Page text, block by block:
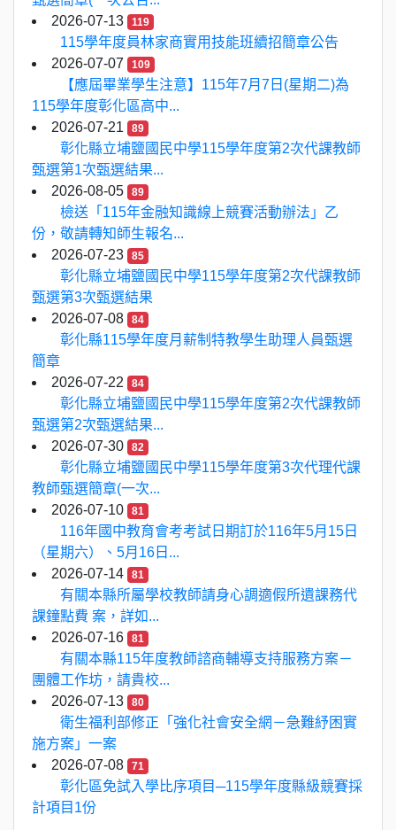
2026-07-13
119
115學年度員林家商實用技能班續招簡章公告
2026-07-07
109
【應屆畢業學生注意】115年7月7日(星期二)為
115學年度彰化區高中...
2026-07-21
89
彰化縣立埔鹽國民中學115學年度第2次代課教師
甄選第1次甄選結果...
2026-08-05
89
檢送「115年金融知識線上競賽活動辦法」乙
份，敬請轉知師生報名...
2026-07-23
85
彰化縣立埔鹽國民中學115學年度第2次代課教師
甄選第3次甄選結果
2026-07-08
84
彰化縣115學年度月薪制特教學生助理人員甄選
簡章
2026-07-22
84
彰化縣立埔鹽國民中學115學年度第2次代課教師
甄選第2次甄選結果...
2026-07-30
82
彰化縣立埔鹽國民中學115學年度第3次代理代課
教師甄選簡章(一次...
2026-07-10
81
116年國中教育會考考試日期訂於116年5月15日
（星期六）、5月16日...
2026-07-14
81
有關本縣所屬學校教師請身心調適假所遺課務代
課鐘點費 案，詳如...
2026-07-16
81
有關本縣115年度教師諮商輔導支持服務方案－
團體工作坊，請貴校...
2026-07-13
80
衛生福利部修正「強化社會安全網－急難紓困實
施方案」一案
2026-07-08
71
彰化區免試入學比序項目─115學年度縣級競賽採
計項目1份